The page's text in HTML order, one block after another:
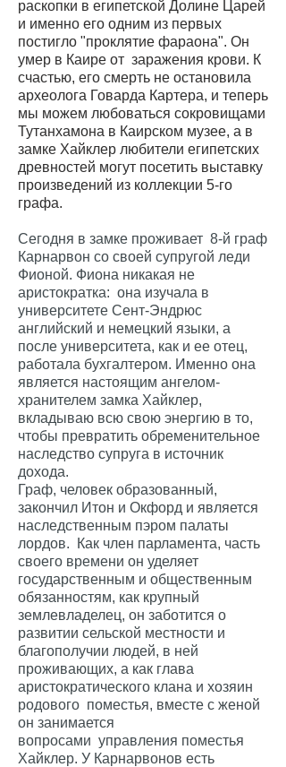
раскопки в египетской Долине Царей
и именно его одним из первых
постигло "проклятие фараона". Он
умер в Каире от заражения крови. К
счастью, его смерть не остановила
археолога Говарда Картера, и теперь
мы можем любоваться сокровищами
Тутанхамона в Каирском музее, а в
замке Хайклер любители египетских
древностей могут посетить выставку
произведений из коллекции 5-го
графа.
Сегодня в замке проживает 8-й граф
Карнарвон со своей супругой леди
Фионой. Фиона никакая не
аристократка: она изучала в
университете Сент-Эндрюс
английский и немецкий языки, а
после университета, как и ее отец,
работала бухгалтером. Именно она
является настоящим ангелом-
хранителем замка Хайклер,
вкладываю всю свою энергию в то,
чтобы превратить обременительное
наследство супруга в источник
дохода.
Граф, человек образованный,
закончил Итон и Окфорд и является
наследственным пэром палаты
лордов. Как член парламента, часть
своего времени он уделяет
государственным и общественным
обязанностям, как крупный
землевладелец, он заботится о
развитии сельской местности и
благополучии людей, в ней
проживающих, а как глава
аристократического клана и хозяин
родового поместья, вместе с женой
он занимается
вопросами управления поместья
Хайклер. У Карнарвонов есть